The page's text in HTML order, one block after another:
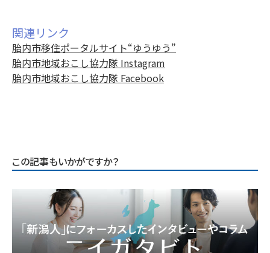
関連リンク
胎内市移住ポータルサイト“ゆうゆう”
胎内市地域おこし協力隊 Instagram
胎内市地域おこし協力隊 Facebook
この記事もいかがですか？